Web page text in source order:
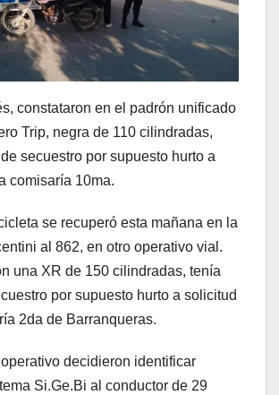
constataron en el padrón unificado
Trip, negra de 110 cilindradas,
secuestro por supuesto hurto a
comisaría 10ma.
se recuperó esta mañana en la
al 862, en otro operativo vial.
una XR de 150 cilindradas, tenía
por supuesto hurto a solicitud
2da de Barranqueras.
decidieron identificar
Si.Ge.Bi al conductor de 29